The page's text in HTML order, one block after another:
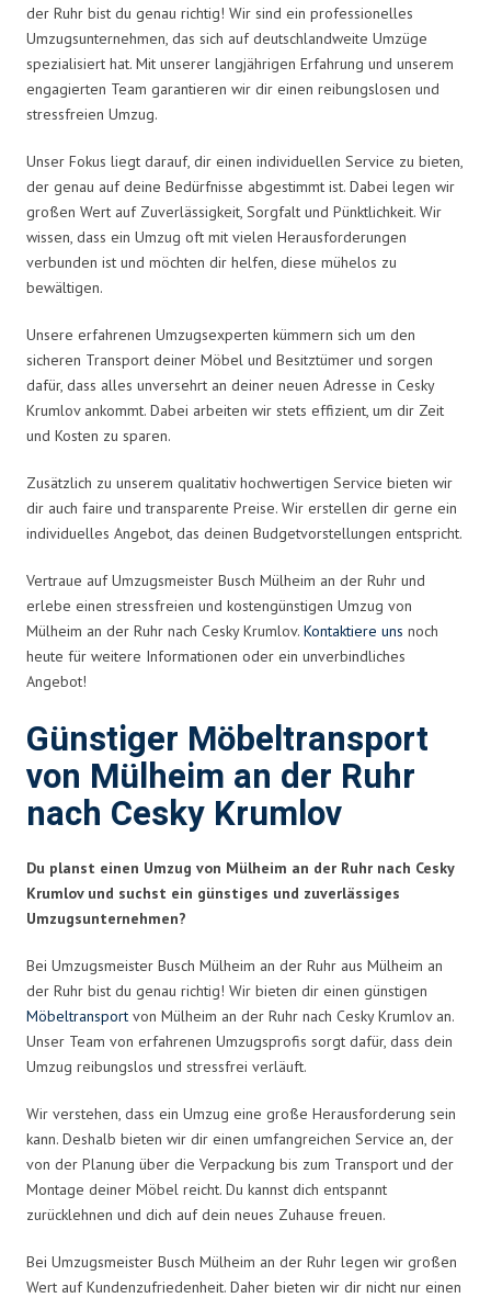
der Ruhr bist du genau richtig! Wir sind ein professionelles
Umzugsunternehmen, das sich auf deutschlandweite Umzüge
spezialisiert hat. Mit unserer langjährigen Erfahrung und unserem
engagierten Team garantieren wir dir einen reibungslosen und
stressfreien Umzug.
Unser Fokus liegt darauf, dir einen individuellen Service zu bieten,
der genau auf deine Bedürfnisse abgestimmt ist. Dabei legen wir
großen Wert auf Zuverlässigkeit, Sorgfalt und Pünktlichkeit. Wir
wissen, dass ein Umzug oft mit vielen Herausforderungen
verbunden ist und möchten dir helfen, diese mühelos zu
bewältigen.
Unsere erfahrenen Umzugsexperten kümmern sich um den
sicheren Transport deiner Möbel und Besitztümer und sorgen
dafür, dass alles unversehrt an deiner neuen Adresse in Cesky
Krumlov ankommt. Dabei arbeiten wir stets effizient, um dir Zeit
und Kosten zu sparen.
Zusätzlich zu unserem qualitativ hochwertigen Service bieten wir
dir auch faire und transparente Preise. Wir erstellen dir gerne ein
individuelles Angebot, das deinen Budgetvorstellungen entspricht.
Vertraue auf Umzugsmeister Busch Mülheim an der Ruhr und
erlebe einen stressfreien und kostengünstigen Umzug von
Mülheim an der Ruhr nach Cesky Krumlov. Kontaktiere uns noch
heute für weitere Informationen oder ein unverbindliches
Angebot!
Günstiger Möbeltransport
von Mülheim an der Ruhr
nach Cesky Krumlov
Du planst einen Umzug von Mülheim an der Ruhr nach Cesky
Krumlov und suchst ein günstiges und zuverlässiges
Umzugsunternehmen?
Bei Umzugsmeister Busch Mülheim an der Ruhr aus Mülheim an
der Ruhr bist du genau richtig! Wir bieten dir einen günstigen
Möbeltransport von Mülheim an der Ruhr nach Cesky Krumlov an.
Unser Team von erfahrenen Umzugsprofis sorgt dafür, dass dein
Umzug reibungslos und stressfrei verläuft.
Wir verstehen, dass ein Umzug eine große Herausforderung sein
kann. Deshalb bieten wir dir einen umfangreichen Service an, der
von der Planung über die Verpackung bis zum Transport und der
Montage deiner Möbel reicht. Du kannst dich entspannt
zurücklehnen und dich auf dein neues Zuhause freuen.
Bei Umzugsmeister Busch Mülheim an der Ruhr legen wir großen
Wert auf Kundenzufriedenheit. Daher bieten wir dir nicht nur einen